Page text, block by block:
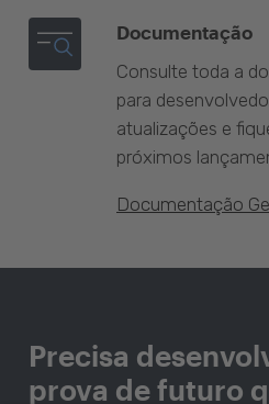
Documentação
Consulte toda a
para
atualizações e
próximos
Documentação
Precisa
prova de futuro